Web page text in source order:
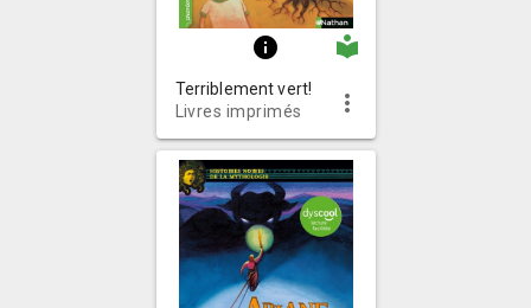
info local_library
Terriblement vert!
Livres imprimés
more_vert